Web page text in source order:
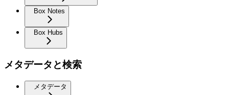
Box Notes
Box Hubs
メタデータと検索
メタデータ